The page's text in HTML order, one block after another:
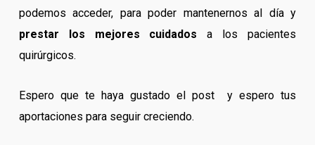
podemos acceder, para poder mantenernos al día y
prestar los mejores cuidados a los pacientes
quirúrgicos.
Espero que te haya gustado el post y espero tus
aportaciones para seguir creciendo.